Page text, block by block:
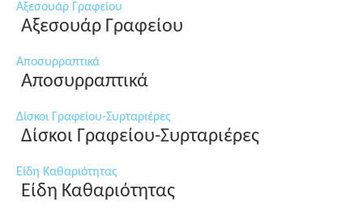
Αξεσουάρ Γραφείου
Αξεσουάρ Γραφείου
Αποσυρραπτικά
Αποσυρραπτικά
Δίσκοι Γραφείου-Συρταριέρες
Δίσκοι Γραφείου-Συρταριέρες
Είδη Καθαριότητας
Είδη Καθαριότητας